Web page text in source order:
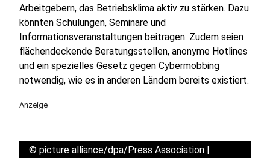
Arbeitgebern, das Betriebsklima aktiv zu stärken. Dazu
könnten Schulungen, Seminare und
Informationsveranstaltungen beitragen. Zudem seien
flächendeckende Beratungsstellen, anonyme Hotlines
und ein spezielles Gesetz gegen Cybermobbing
notwendig, wie es in anderen Ländern bereits existiert.
Anzeige
© picture alliance/dpa/Press Association |